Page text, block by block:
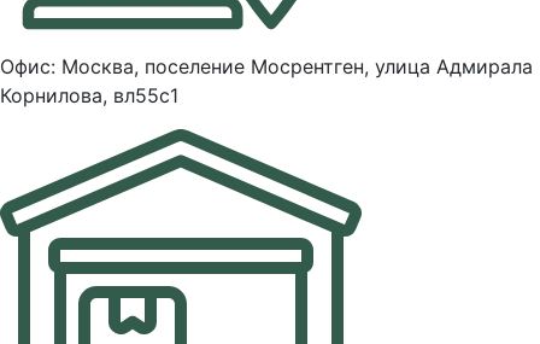
Офис: Москва, поселение Мосрентген, улица Адмирала
Корнилова, вл55с1